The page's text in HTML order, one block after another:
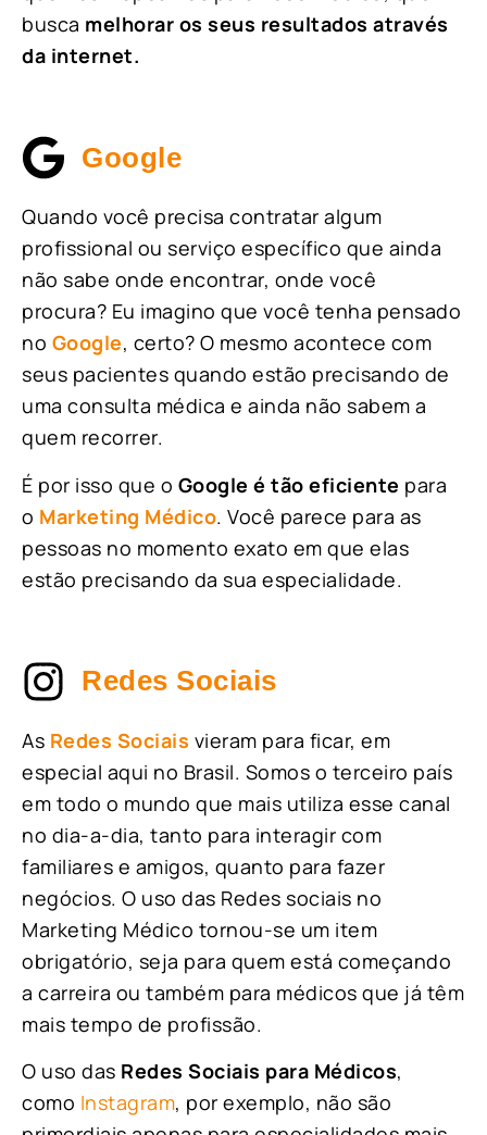
busca melhorar os seus resultados através
da internet.
Google
Quando você precisa contratar algum
profissional ou serviço específico que ainda
não sabe onde encontrar, onde você
procura? Eu imagino que você tenha pensado
no Google, certo? O mesmo acontece com
seus pacientes quando estão precisando de
uma consulta médica e ainda não sabem a
quem recorrer.
É por isso que o Google é tão eficiente para
o Marketing Médico. Você parece para as
pessoas no momento exato em que elas
estão precisando da sua especialidade.
Redes Sociais
As Redes Sociais vieram para ficar, em
especial aqui no Brasil. Somos o terceiro país
em todo o mundo que mais utiliza esse canal
no dia-a-dia, tanto para interagir com
familiares e amigos, quanto para fazer
negócios. O uso das Redes sociais no
Marketing Médico tornou-se um item
obrigatório, seja para quem está começando
a carreira ou também para médicos que já têm
mais tempo de profissão.
O uso das Redes Sociais para Médicos,
como Instagram, por exemplo, não são